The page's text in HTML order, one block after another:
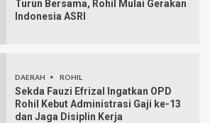
Turun Bersama, Rohil Mulai Gerakan
Indonesia ASRI
DAERAH ROHIL
Sekda Fauzi Efrizal Ingatkan OPD
Rohil Kebut Administrasi Gaji ke-13
dan Jaga Disiplin Kerja